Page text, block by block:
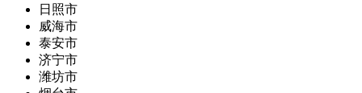
日照市
威海市
泰安市
济宁市
潍坊市